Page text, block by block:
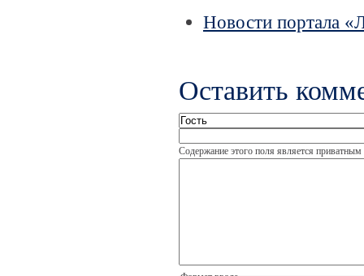
Новости портала
Оставить
Содержание этого поля является приватным